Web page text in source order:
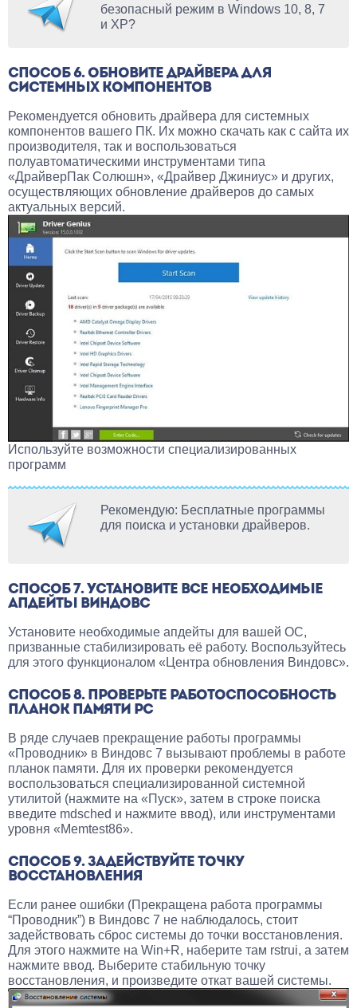
безопасный режим в Windows 10, 8, 7
и XP?
СПОСОБ 6. ОБНОВИТЕ ДРАЙВЕРА ДЛЯ
СИСТЕМНЫХ КОМПОНЕНТОВ
Рекомендуется обновить драйвера для системных
компонентов вашего ПК. Их можно скачать как с сайта их
производителя, так и воспользоваться
полуавтоматическими инструментами типа
«ДрайверПак Солюшн», «Драйвер Джиниус» и других,
осуществляющих обновление драйверов до самых
актуальных версий.
Используйте возможности специализированных
программ
Рекомендую: Бесплатные программы
для поиска и установки драйверов.
СПОСОБ 7. УСТАНОВИТЕ ВСЕ НЕОБХОДИМЫЕ
АПДЕЙТЫ ВИНДОВС
Установите необходимые апдейты для вашей ОС,
призванные стабилизировать её работу. Воспользуйтесь
для этого функционалом «Центра обновления Виндовс».
СПОСОБ 8. ПРОВЕРЬТЕ РАБОТОСПОСОБНОСТЬ
ПЛАНОК ПАМЯТИ PC
В ряде случаев прекращение работы программы
«Проводник» в Виндовс 7 вызывают проблемы в работе
планок памяти. Для их проверки рекомендуется
воспользоваться специализированной системной
утилитой (нажмите на «Пуск», затем в строке поиска
введите mdsched и нажмите ввод), или инструментами
уровня «Memtest86».
СПОСОБ 9. ЗАДЕЙСТВУЙТЕ ТОЧКУ
ВОССТАНОВЛЕНИЯ
Если ранее ошибки (Прекращена работа программы
“Проводник”) в Виндовс 7 не наблюдалось, стоит
задействовать сброс системы до точки восстановления.
Для этого нажмите на Win+R, наберите там rstrui, а затем
нажмите ввод. Выберите стабильную точку
восстановления, и произведите откат вашей системы.